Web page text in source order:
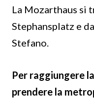
La Mozarthaus si
Stephansplatz e
Stefano.
Per raggiungere
prendere la